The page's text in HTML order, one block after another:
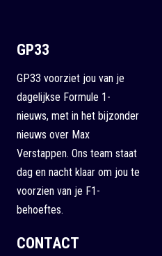
GP33
GP33 voorziet jou van je
dagelijkse Formule 1-
nieuws, met in het bijzonder
nieuws over Max
Verstappen. Ons team staat
dag en nacht klaar om jou te
voorzien van je F1-
behoeftes.
CONTACT